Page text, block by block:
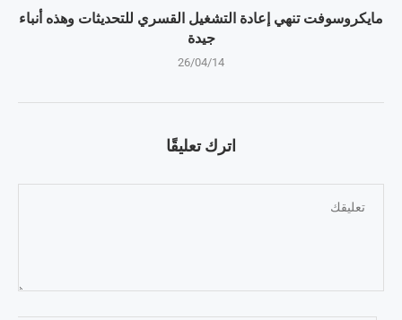
مايكروسوفت تنهي إعادة التشغيل القسري للتحديثات وهذه أنباء
جيدة
26/04/14
اترك تعليقًا